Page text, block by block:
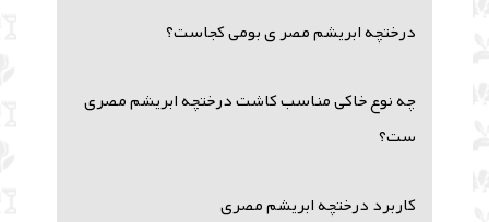
درختچه ابریشم مصر ی بومی کجاست؟
چه نوع خاکی مناسب کاشت درختچه ابریشم مصری
ست؟
کاربرد درختچه ابریشم مصری